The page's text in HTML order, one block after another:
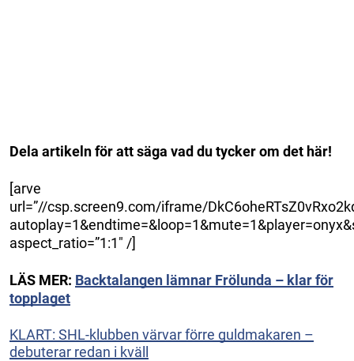
Dela artikeln för att säga vad du tycker om det här!
[arve
url=”//csp.screen9.com/iframe/
aspect_ratio=”1:1″ /]
LÄS MER: Backtalangen lämnar Frölunda – klar för
topplaget
KLART: SHL-klubben värvar förre guldmakaren –
debuterar redan i kväll